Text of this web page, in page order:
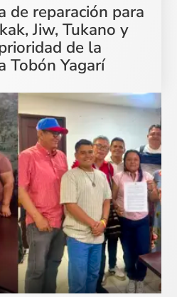
de reparación para
Jiw, Tukano y
de la
Tobón Yagarí